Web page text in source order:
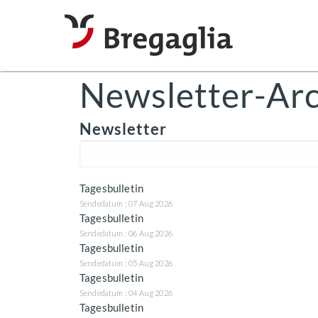
Newsletter-
Newsletter
Tagesbulletin
Sendedatum : 07 Aug 2026
Tagesbulletin
Sendedatum : 06 Aug 2026
Tagesbulletin
Sendedatum : 05 Aug 2026
Tagesbulletin
Sendedatum : 04 Aug 2026
Tagesbulletin